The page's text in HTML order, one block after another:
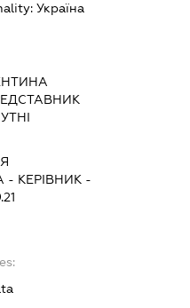
Україна
- КЕРІВНИК-